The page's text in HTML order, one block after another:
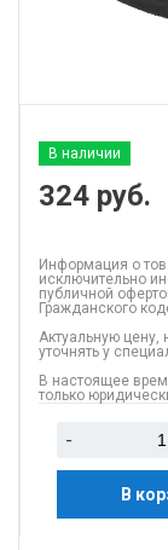
В наличии
324 руб.
Информация о
исключительно
публичной
Гражданского
Актуальную цену,
уточнять у
В настоящее
только
-
В